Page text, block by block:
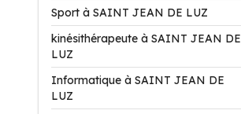
Sport à SAINT JEAN DE LUZ
kinésithérapeute à SAINT JEAN DE
LUZ
Informatique à SAINT JEAN DE
LUZ